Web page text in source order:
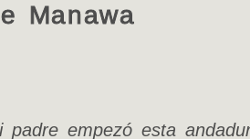
Manawa
padre empezó esta